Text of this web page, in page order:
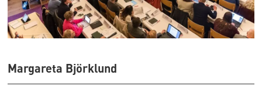
Margareta Björklund